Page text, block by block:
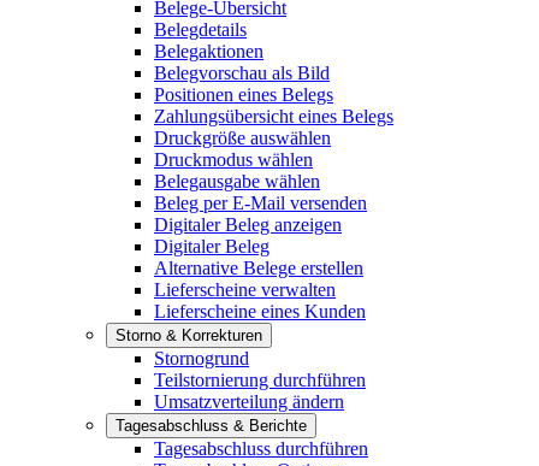
Belege-Übersicht
Belegdetails
Belegaktionen
Belegvorschau als Bild
Positionen eines Belegs
Zahlungsübersicht eines Belegs
Druckgröße auswählen
Druckmodus wählen
Belegausgabe wählen
Beleg per E-Mail versenden
Digitaler Beleg anzeigen
Digitaler Beleg
Alternative Belege erstellen
Lieferscheine verwalten
Lieferscheine eines Kunden
Storno & Korrekturen
Stornogrund
Teilstornierung durchführen
Umsatzverteilung ändern
Tagesabschluss & Berichte
Tagesabschluss durchführen